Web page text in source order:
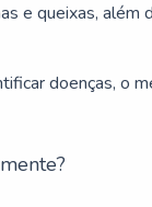
e queixas, além
doenças, o